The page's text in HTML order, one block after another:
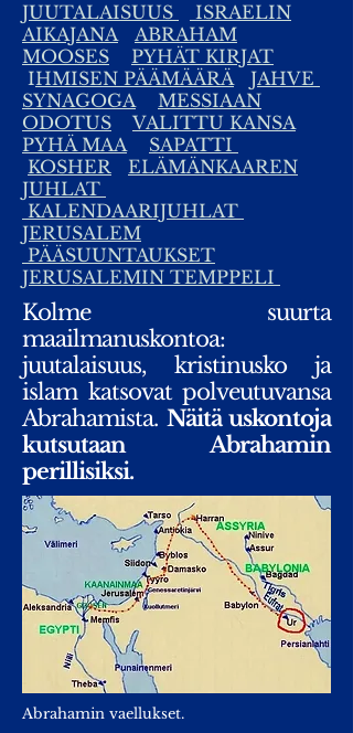
JUUTALAISUUS
ISRAELIN
AIKAJANA
ABRAHAM
MOOSES
PYHÄT KIRJAT
IHMISEN PÄÄMÄÄRÄ
JAHVE
SYNAGOGA
MESSIAAN
ODOTUS
VALITTU KANSA
PYHÄ MAA
SAPATTI
KOSHER
ELÄMÄNKAAREN
JUHLAT
KALENDAARIJUHLAT
JERUSALEM
PÄÄSUUNTAUKSET
JERUSALEMIN TEMPPELI
Kolme suurta
maailmanuskontoa:
juutalaisuus, kristinusko ja
islam katsovat polveutuvansa
Abrahamista. Näitä uskontoja
kutsutaan Abrahamin
perillisiksi.
Abrahamin vaellukset.